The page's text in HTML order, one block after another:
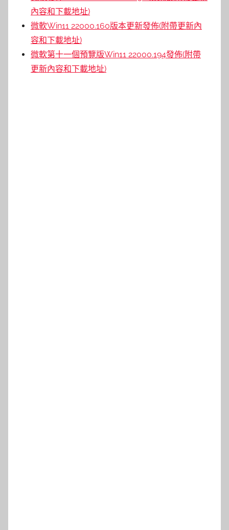
內容和下載地址)
微軟Win11 22000.160版本更新發佈(附帶更新內
容和下載地址)
微軟第十一個預覽版Win11 22000.194發佈(附帶
更新內容和下載地址)